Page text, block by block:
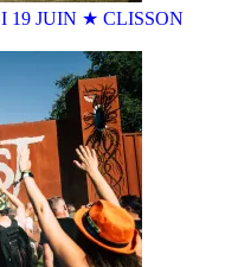
19 JUIN ★ CLISSON